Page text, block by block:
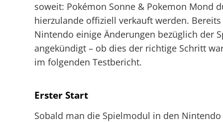
soweit: Pokémon Sonne & Pokemon Mond
hierzulande offiziell verkauft werden.
Nintendo einige Änderungen bezüglich der
angekündigt – ob dies der richtige Schritt
im folgenden Testbericht.
Erster Start
Sobald man die Spielmodul in den Nintendo